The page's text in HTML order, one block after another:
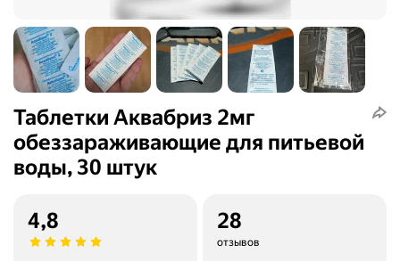
Таблетки Аквабриз 2мг
обеззараживающие для питьевой
воды, 30 штук
4,8 28
отзывов